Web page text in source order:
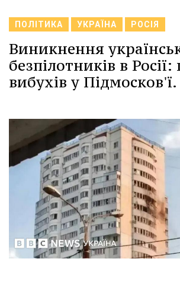
ПОЛІТИКА УКРАЇНА РОСІЯ
Виникнення
безпілотників в
вибухів у Підмосков'ї.